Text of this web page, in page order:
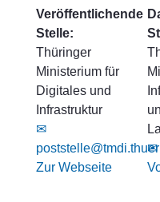
Veröffentlichende
Stelle:
Thüringer
Ministerium für
Digitales und
Infrastruktur
✉
Zur Webseite
✉